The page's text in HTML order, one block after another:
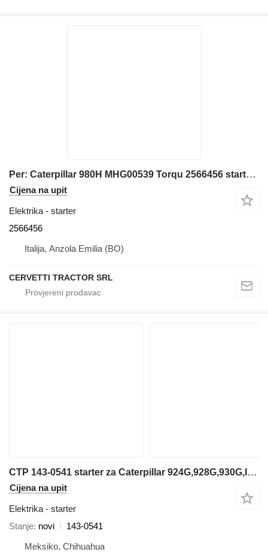
Per: Caterpillar 980H MHG00539 Torqu 2566456 starter za Caterpillar 980H MHG00539 prednjeg utovarivača
Cijena na upit
Elektrika - starter
2566456
Italija, Anzola Emilia (BO)
CERVETTI TRACTOR SRL
CTP 143-0541 starter za Caterpillar 924G,928G,930G,IT14G,IT28G,CB-535B,CS-433E prednjeg utovarivača
Cijena na upit
Elektrika - starter
Stanje novi
143-0541
Meksiko, Chihuahua